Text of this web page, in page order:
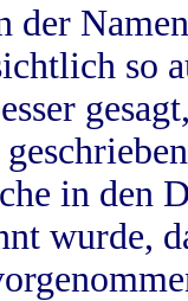
der
so
in
wurde,